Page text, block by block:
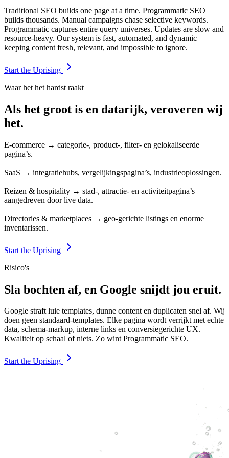
Traditional SEO builds one page at a time. Programmatic SEO
builds thousands. Manual campaigns chase selective keywords.
Programmatic captures entire query universes. Updates are slow and
resource-heavy. Our system is fast, automated, and dynamic—
keeping content fresh, relevant, and impossible to ignore.
Start the Uprising
Waar het het hardst raakt
Als het groot is en datarijk, veroveren wij
het.
E-commerce → categorie-, product-, filter- en gelokaliseerde
pagina’s.
SaaS → integratiehubs, vergelijkingspagina’s, industrieoplossingen.
Reizen & hospitality → stad-, attractie- en activiteitpagina’s
aangedreven door live data.
Directories & marketplaces → geo-gerichte listings en enorme
inventarissen.
Start the Uprising
Risico's
Sla bochten af, en Google snijdt jou eruit.
Google straft luie templates, dunne content en duplicaten snel af. Wij
doen geen standaard-templates. Elke pagina wordt verrijkt met echte
data, schema-markup, interne links en conversiegerichte UX.
Kwaliteit op schaal of niets. Zo wint Programmatic SEO.
Start the Uprising